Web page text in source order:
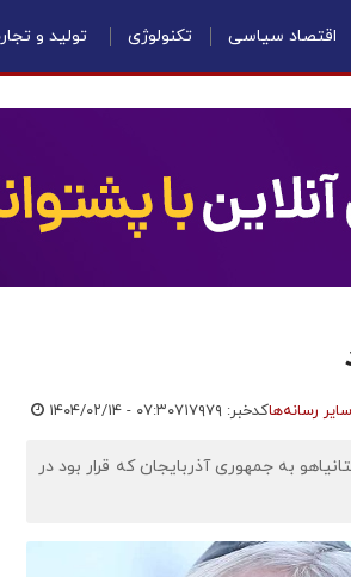
اقتصاد سیاسی تکنولوژی تولید و
رسانه‌هاکدخبر: ۷۱۷۹۷۹ ۱۴۰۴/۰۲/۱۴ - ۰۷:۳۰
به جمهوری آذربایجان که قرار بود در